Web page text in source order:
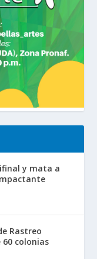
y mata a
Rastreo
colonias